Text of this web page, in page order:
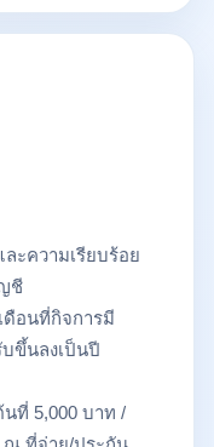
ะความเรียบร้อย
ชี
อนที่กิจการมี
ขึ้นลงเป็นปี
ที่ 5,000 บาท /